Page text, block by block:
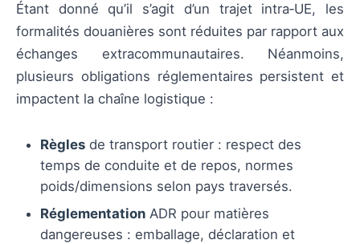
Étant donné qu’il s’agit d’un trajet intra‑UE, les
formalités douanières sont réduites par rapport aux
échanges extracommunautaires. Néanmoins,
plusieurs obligations réglementaires persistent et
impactent la chaîne logistique :
Règles de transport routier : respect des
temps de conduite et de repos, normes
poids/dimensions selon pays traversés.
Réglementation ADR pour matières
dangereuses : emballage, déclaration et